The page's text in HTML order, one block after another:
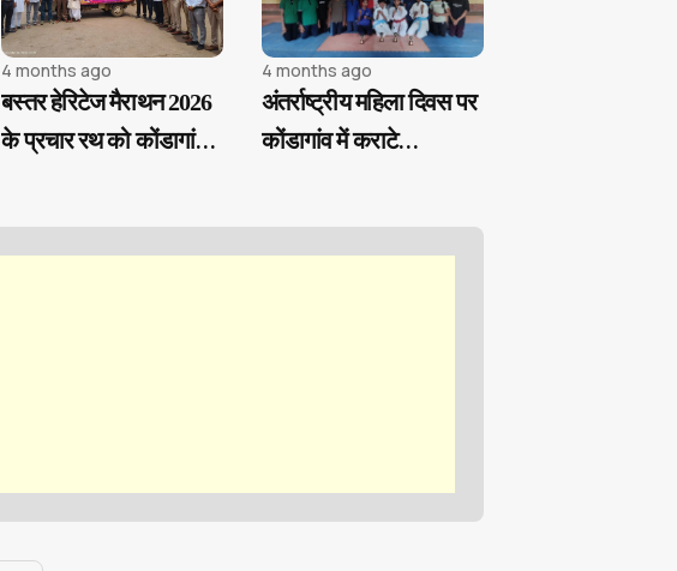
4 months ago
बस्तर हेरिटेज मैराथन 2026
के प्रचार रथ को कोंडागांव
आयोजन
4 months ago
अंतर्राष्ट्रीय महिला दिवस पर
कोंडागांव में कराटे